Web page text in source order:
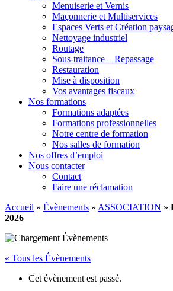
Menuiserie et Vernis
Maçonnerie et Multiservices
Espaces Verts et Création
Nettoyage industriel
Routage
Sous-traitance – Repassage
Restauration
Mise à disposition
Vos avantages fiscaux
Nos formations
Formations adaptées
Formations professionnelles
Notre centre de formation
Nos salles de formation
Nos offres d’emploi
Nous contacter
Contact
Faire une réclamation
Accueil » Évènements » ASSOCIATION »
2026
« Tous les Évènements
Cet évènement est passé.